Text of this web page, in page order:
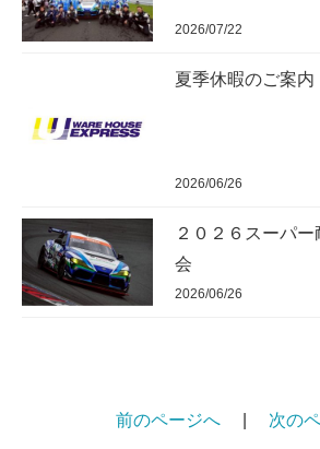
2026/07/22
夏季休暇のご案内
2026/06/26
２０２６スーパ
会
2026/06/26
前のページへ 次の